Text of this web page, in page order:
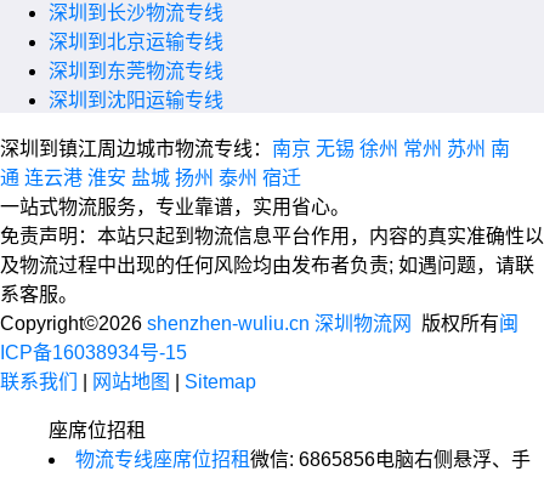
深圳到长沙物流专线
深圳到北京运输专线
深圳到东莞物流专线
深圳到沈阳运输专线
深圳到镇江周边城市物流专线： 南京 无锡 徐州 常州 苏州 南
通 连云港 淮安 盐城 扬州 泰州 宿迁
一站式物流服务，专业靠谱，实用省心。
免责声明：本站只起到物流信息平台作用，内容的真实准确性以
及物流过程中出现的任何风险均由发布者负责; 如遇问题，请联
系客服。
Copyright©2026 shenzhen-wuliu.cn 深圳物流网 版权所有闽
ICP备16038934号-15
联系我们
网站地图 Sitemap
座席位招租
物流专线座席位招租微信: 6865856电脑右侧悬浮、手